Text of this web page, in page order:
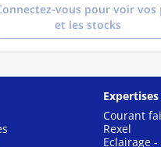
vous pour voir vos
et les stocks
Expertises
Courant
Rexel
Eclairage